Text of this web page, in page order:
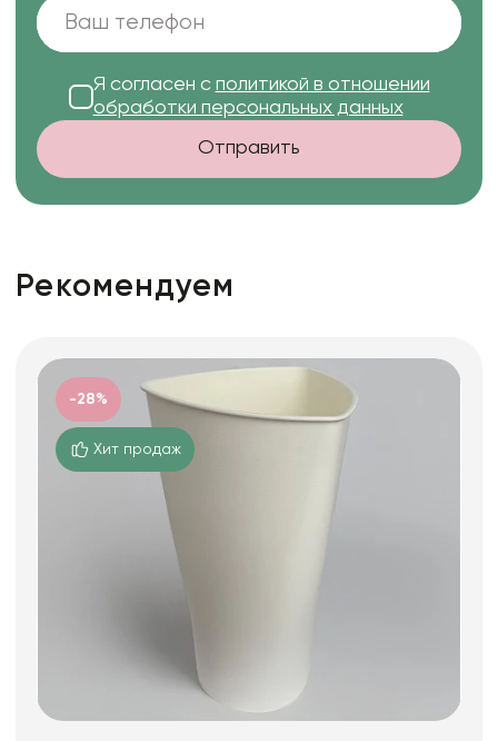
Я согласен с политикой в отношении
обработки персональных данных
Отправить
Рекомендуем
-28%
Хит продаж